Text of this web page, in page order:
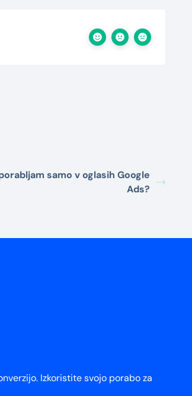
samo v oglasih Google
Ads?
Izkoristite svojo porabo za